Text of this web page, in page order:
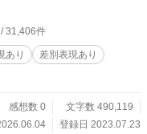
れ以上離したくない直也。直
・・逃げようとする・・・・
31,406件
あり
差別表現あり
感想数 0
文字数 490,119
登録日 2023.07.23